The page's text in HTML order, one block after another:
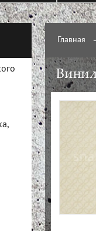
Главная